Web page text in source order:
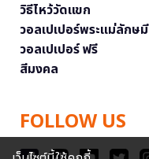
วิธีไหว้วัดแขก
วอลเปเปอร์พระแม่ลักษมี
วอลเปเปอร์ ฟรี
สีมงคล
FOLLOW US